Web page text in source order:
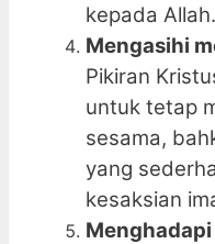
kepada Allah.
Mengasihi
Pikiran
untuk tetap
sesama,
yang
kesaksian